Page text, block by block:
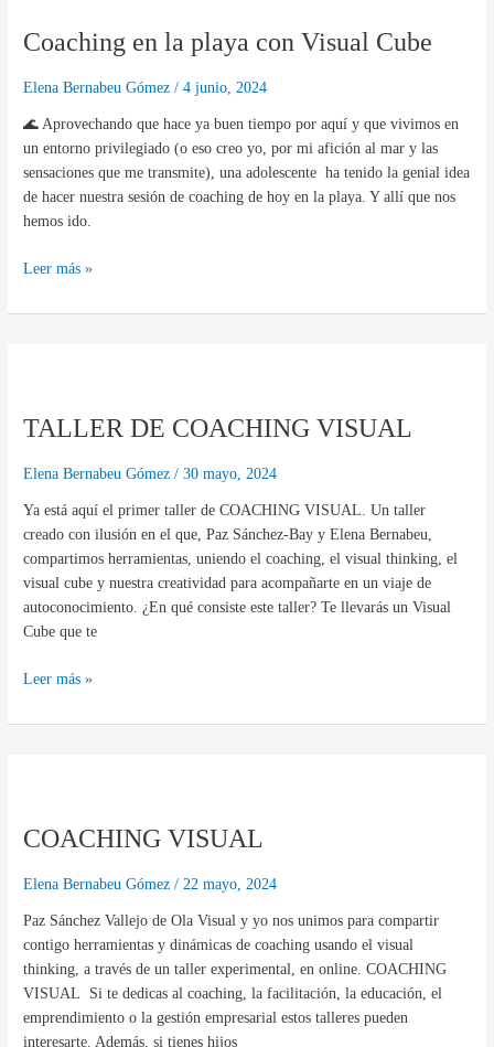
Coaching en la playa con Visual Cube
Elena Bernabeu Gómez/4 junio, 2024
🌊 Aprovechando que hace ya buen tiempo por aquí y que vivimos en
un entorno privilegiado (o eso creo yo, por mi afición al mar y las
sensaciones que me transmite), una adolescente ha tenido la genial idea
de hacer nuestra sesión de coaching de hoy en la playa. Y allí que nos
hemos ido.
la
con
Cube
Leer más »
TALLER DE COACHING VISUAL
Elena Bernabeu Gómez/30 mayo, 2024
Ya está aquí el primer taller de COACHING VISUAL. Un taller
creado con ilusión en el que, Paz Sánchez-Bay y Elena Bernabeu,
compartimos herramientas, uniendo el coaching, el visual thinking, el
visual cube y nuestra creatividad para acompañarte en un viaje de
autoconocimiento. ¿En qué consiste este taller? Te llevarás un Visual
Cube que te
COACHING
Leer más »
COACHING VISUAL
Elena Bernabeu Gómez/ 22 mayo, 2024
Paz Sánchez Vallejo de Ola Visual y yo nos unimos para compartir
contigo herramientas y dinámicas de coaching usando el visual
thinking, a través de un taller experimental, en online. COACHING
VISUAL Si te dedicas al coaching, la facilitación, la educación, el
emprendimiento o la gestión empresarial estos talleres pueden
interesarte. Además, si tienes hijos